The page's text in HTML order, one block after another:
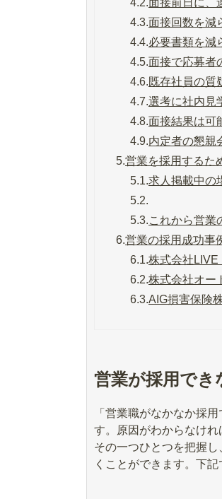
4.3.面接回数を減
4.4.必要書類を減
4.5.面接で応募者
4.6.既存社員の質
4.7.選考に社内見
4.8.面接結果は可
4.9.内定者の懇親
5.営業を採用するた
5.1.求人掲載中の
5.2.
5.3.これから営業
6.営業の採用成功事
6.1.株式会社LIVE
6.2.株式会社オー
6.3.AIG損害保険
営業が採用でき
「営業職がなかなか採
す。原因がわからなけれ
その一つひとつを把握
くことができます。下